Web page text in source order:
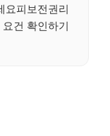
요피보전권리
건 확인하기